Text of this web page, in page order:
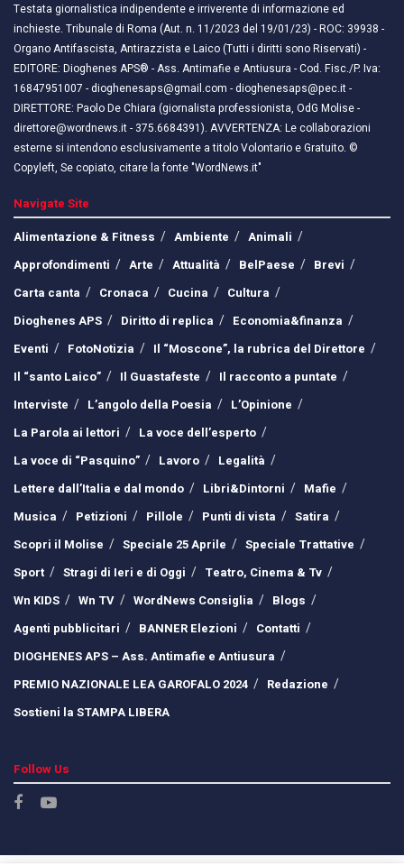
Testata giornalistica indipendente e irriverente di informazione ed
inchieste. Tribunale di Roma (Aut. n. 11/2023 del 19/01/23) - ROC: 39938 -
Organo Antifascista, Antirazzista e Laico (Tutti i diritti sono Riservati) -
EDITORE: Dioghenes APS® - Ass. Antimafie e Antiusura - Cod. Fisc./P. Iva:
16847951007 - dioghenesaps@gmail.com - dioghenesaps@pec.it - ​​
DIRETTORE: Paolo De Chiara (giornalista professionista, OdG Molise -
direttore@wordnews.it - ​​375.6684391). AVVERTENZA: Le collaborazioni
esterne si intendono esclusivamente a titolo Volontario e Gratuito. ©
Copyleft, Se copiato, citare la fonte "WordNews.it"
Navigate Site
Alimentazione & Fitness
Ambiente
Animali
Approfondimenti
Arte Attualità BelPaese
Brevi
Carta canta
Cronaca Cucina
Cultura
Dioghenes APS
Diritto di replica
Economia&finanza
Eventi
FotoNotizia
Il “Moscone”, la rubrica del Direttore
Il “santo Laico”
Il Guastafeste
Il racconto a puntate
Interviste
L’angolo della Poesia
L’Opinione
La Parola ai lettori
La voce dell’esperto
La voce di “Pasquino”
Lavoro
Legalità
Lettere dall’Italia e dal mondo
Libri&Dintorni
Mafie
Musica
Petizioni Pillole Punti di vista
Satira
Scopri il Molise
Speciale 25 Aprile
Speciale Trattative
Sport
Stragi di Ieri e di Oggi
Teatro, Cinema & Tv
Wn KIDS
Wn TV WordNews Consiglia
Blogs
Agenti pubblicitari
BANNER Elezioni
Contatti
DIOGHENES APS – Ass. Antimafie e Antiusura
PREMIO NAZIONALE LEA GAROFALO 2024
Redazione
Sostieni la STAMPA LIBERA
Follow Us